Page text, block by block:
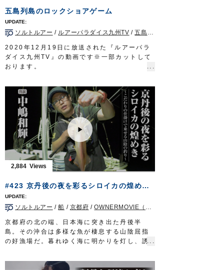
ツインサポート船ヒラメ
ツインサポートフック
■取材協力…茨城県鹿島/長岡丸様
OWNERMOVIE
http://ownertv.jp/
オーナーばりwebsite
http://www.owner.co.jp
五島列島のロックショアゲーム
ソルトルアー / ルアーパラダイス九州TV /五島列島
2020年12月19日に放送された『ルアーパラ
ダイス九州TV』の動画です※一部カットして
おります。
とスタッフ西浦伸至が、長崎県上五島の沖磯
に渡り、ヒラマサやヒラスズキを狙います。
本命はもちろん、アコウやまさかのイシダイ
も釣れ、五島列島の豊かな自然を満喫しまし
た。
■使用アイテム
ST-66#4.5/0
・STX-68#4/0
・STX-58#2～3
・投次郎 50g
■取材協力…平戸市宮之浦/丸銀釣りセンター
様
ルアーパラダイス九州TV TVQ九州放送 毎
週土曜日 朝5時30分～6時放送
OWNERMOVIEhttp://ownertv.jp/
オーナーばりwebsite
http://www.owner.co.jp
http://lurepara.tsuribito.co.jp/
2,884
#423 京丹後の夜を彩るシロイカの煌めき～こだわりの仕掛けで乗せる山陰の釣り～
ソルトルアー /船 / 京都府 /OWNERMOVIE（夢釣行）
京都府の北の端、日本海に突き出た丹後半
島。その沖合は多様な魚が棲息する山陰屈指
の好漁場だ。暮れゆく海に明かりを灯し、誘
カと呼ばれるケンサキイカ。釣り味、食味際